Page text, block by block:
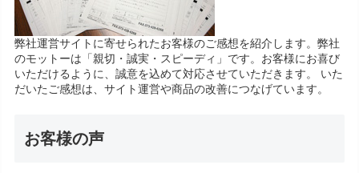
弊社運営サイトに寄せられたお客様のご感想を紹介します。弊社
のモットーは「親切・誠実・スピーディ」です。お客様にお喜び
いただけるように、誠意を込めて対応させていただきます。 いた
だいたご感想は、サイト運営や商品の改善につなげています。
お客様の声